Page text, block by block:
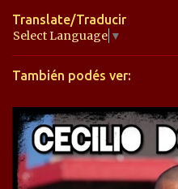
a
r
i
s
Translate/Traducir
Select Language ▼
También podés ver: